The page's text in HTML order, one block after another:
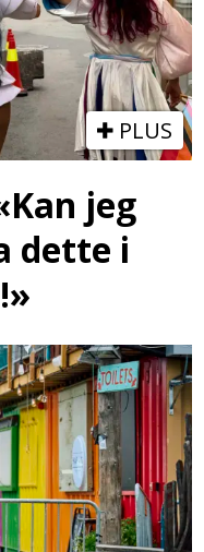
PLUS
jeg
dette i